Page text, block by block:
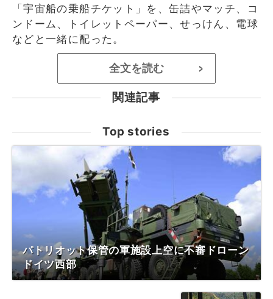
「宇宙船の乗船チケット」を、缶詰やマッチ、コ
ンドーム、トイレットペーパー、せっけん、電球
などと一緒に配った。
全文を読む >
関連記事
Top stories
パトリオット保管の軍施設上空に不審ドローン
ドイツ西部